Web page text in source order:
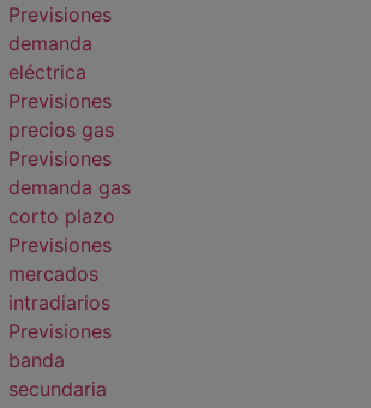
Previsiones
demanda
eléctrica
Previsiones
precios gas
Previsiones
demanda gas
corto plazo
Previsiones
mercados
intradiarios
Previsiones
banda
secundaria